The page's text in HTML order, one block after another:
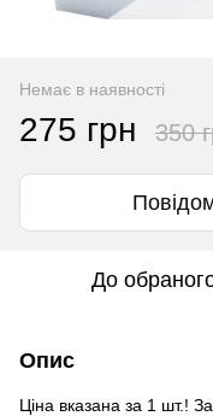
Немає в наявності
275 грн 350
До
Опис
Ціна вказана за 1 шт.!